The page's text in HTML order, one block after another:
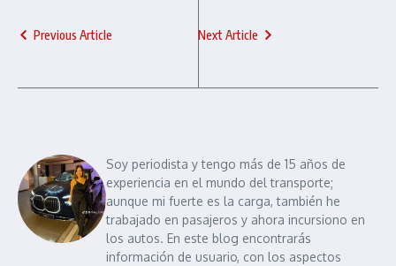
Previous Article Next Article
Soy periodista y tengo más de 15 años de
experiencia en el mundo del transporte;
aunque mi fuerte es la carga, también he
trabajado en pasajeros y ahora incursiono en
los autos. En este blog encontrarás
información de usuario, con los aspectos